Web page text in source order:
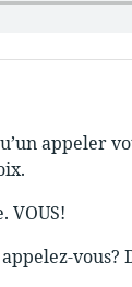
appeler
VOUS!
vous?